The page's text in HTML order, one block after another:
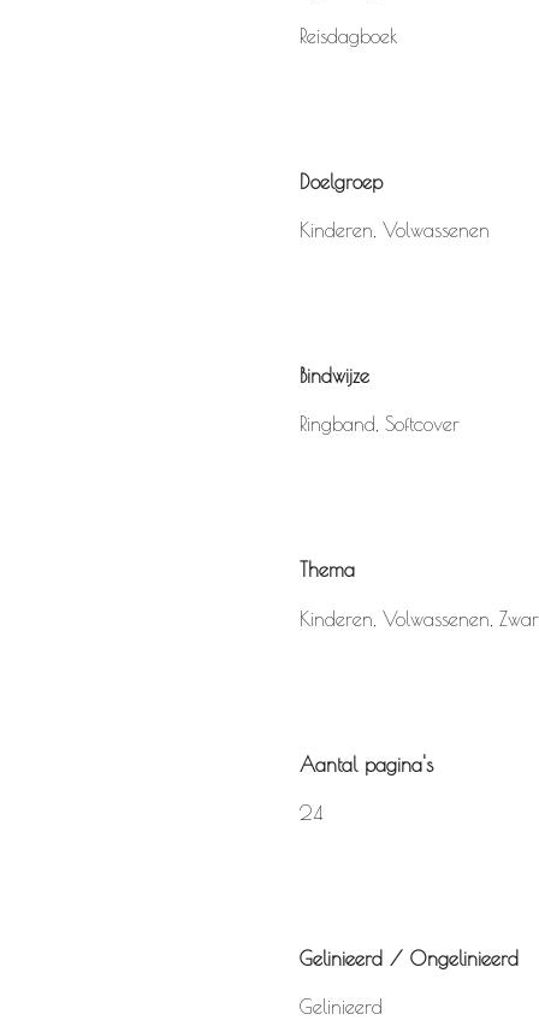
Reisdagboek
Doelgroep
Kinderen Volwassenen
Bindwijze
Ringband Softcover
Thema
Kinderen Volwassenen
Aantal pagina's
24
Gelinieerd / Ongelinieerd
Gelinieerd